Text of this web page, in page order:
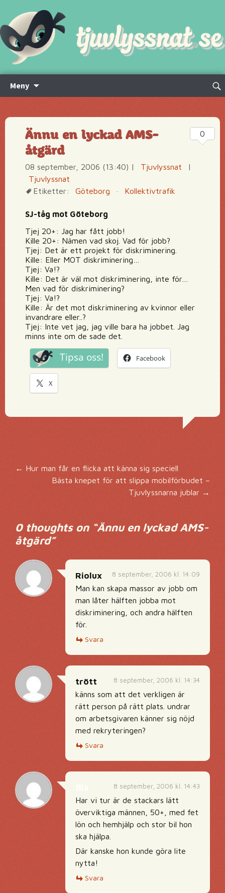
Meny
innehåll
Sök
Ännu en lyckad AMS-
åtgärd
08 september, 2006 (13:40) | Tjuvlyssnat
|
Tjuvlyssnat
Etiketter:
Göteborg · Kollektivtrafik
SJ-tåg mot Göteborg
Tjej 20+: Jag har fått jobb!
Kille 20+: Nämen vad skoj. Vad för jobb?
Tjej: Det är ett projekt för diskriminering.
Kille: Eller MOT diskriminering…
Tjej: Va!?
Kille: Det är väl mot diskriminering, inte för…
Men vad för diskriminering?
Tjej: Va!?
Kille: Är det mot diskriminering av kvinnor eller
invandrare eller..?
Tjej: Inte vet jag, jag ville bara ha jobbet. Jag
minns inte om de sade det.
Tipsa oss! Facebook
X
0
Inläggsnavigering
←Hur man får en flicka att känna sig speciell
Bästa knepet för att slippa mobilförbudet –
Tjuvlyssnarna jublar→
0 thoughts on “Ännu en lyckad AMS-
åtgärd”
8 september, 2006 kl. 14:09
Riolux
Man kan skapa massor av jobb om
man låter hälften jobba mot
diskriminering, och andra hälften
för.
Svara
8 september, 2006 kl. 14:34
trött
känns som att det verkligen är
rätt person på rätt plats. undrar
om arbetsgivaren känner sig nöjd
med rekryteringen?
Svara
8 september, 2006 kl. 14:43
Har vi tur är de stackars lätt
överviktiga männen, 50+, med fet
lön och hemhjälp och stor bil hon
ska hjälpa.
Där kanske hon kunde göra lite
nytta!
Svara